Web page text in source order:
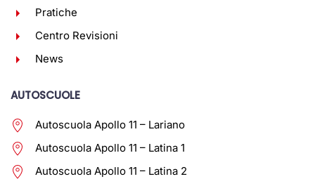
Pratiche
Centro Revisioni
News
AUTOSCUOLE
Autoscuola Apollo 11 – Lariano
Autoscuola Apollo 11 – Latina 1
Autoscuola Apollo 11 – Latina 2